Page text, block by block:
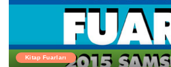
Kitap Fuarları